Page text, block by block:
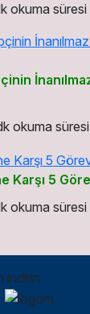
okuma süresi
okuma süresi
Karşı 5
okuma süresi
indirin